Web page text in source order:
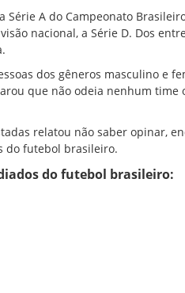
Série A do Campeonato
nacional, a Série D. Dos
dos gêneros masculino e
que não odeia nenhum time
relatou não saber opinar,
do futebol brasileiro.
do futebol brasileiro: